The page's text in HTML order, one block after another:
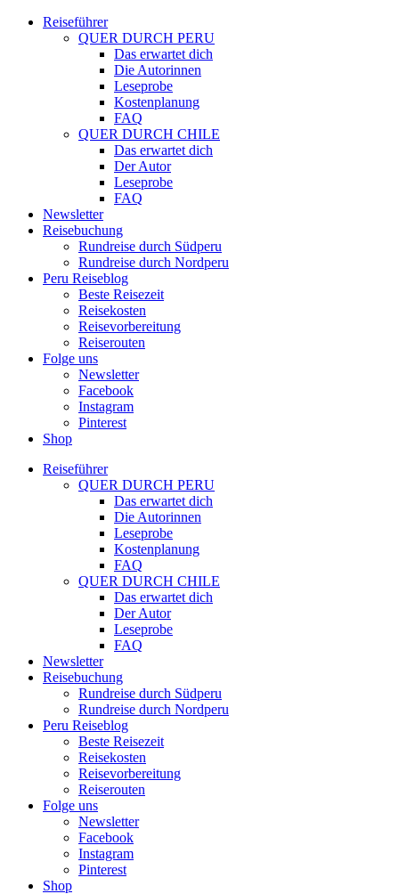
Reiseführer
QUER DURCH PERU
Das erwartet dich
Die Autorinnen
Leseprobe
Kostenplanung
FAQ
QUER DURCH CHILE
Das erwartet dich
Der Autor
Leseprobe
FAQ
Newsletter
Reisebuchung
Rundreise durch Südperu
Rundreise durch Nordperu
Peru Reiseblog
Beste Reisezeit
Reisekosten
Reisevorbereitung
Reiserouten
Folge uns
Newsletter
Facebook
Instagram
Pinterest
Shop
Reiseführer
QUER DURCH PERU
Das erwartet dich
Die Autorinnen
Leseprobe
Kostenplanung
FAQ
QUER DURCH CHILE
Das erwartet dich
Der Autor
Leseprobe
FAQ
Newsletter
Reisebuchung
Rundreise durch Südperu
Rundreise durch Nordperu
Peru Reiseblog
Beste Reisezeit
Reisekosten
Reisevorbereitung
Reiserouten
Folge uns
Newsletter
Facebook
Instagram
Pinterest
Shop